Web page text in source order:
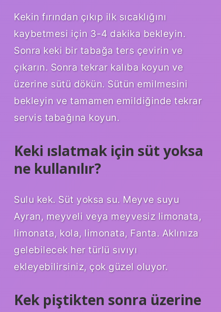
Kekin fırından çıkıp ilk sıcaklığını
kaybetmesi için 3-4 dakika bekleyin.
Sonra keki bir tabağa ters çevirin ve
çıkarın. Sonra tekrar kalıba koyun ve
üzerine sütü dökün. Sütün emilmesini
bekleyin ve tamamen emildiğinde tekrar
servis tabağına koyun.
Keki ıslatmak için süt yoksa
ne kullanılır?
Sulu kek. Süt yoksa su. Meyve suyu
Ayran, meyveli veya meyvesiz limonata,
limonata, kola, limonata, Fanta. Aklınıza
gelebilecek her türlü sıvıyı
ekleyebilirsiniz, çok güzel oluyor.
Kek piştikten sonra üzerine